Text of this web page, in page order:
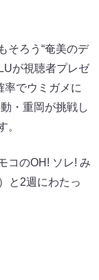
そろう“奄美のデ
が視聴者プレゼ
率でウミガメに
・重岡が挑戦し
。
コのOH! ソレ! み
と2週にわたっ